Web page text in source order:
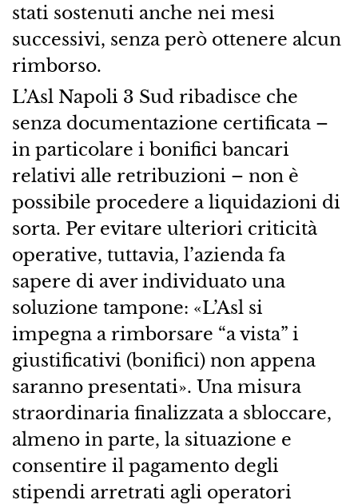
stati sostenuti anche nei mesi
successivi, senza però ottenere alcun
rimborso.
L’Asl Napoli 3 Sud ribadisce che
senza documentazione certificata –
in particolare i bonifici bancari
relativi alle retribuzioni – non è
possibile procedere a liquidazioni di
sorta. Per evitare ulteriori criticità
operative, tuttavia, l’azienda fa
sapere di aver individuato una
soluzione tampone: «L’Asl si
impegna a rimborsare “a vista” i
giustificativi (bonifici) non appena
saranno presentati». Una misura
straordinaria finalizzata a sbloccare,
almeno in parte, la situazione e
consentire il pagamento degli
stipendi arretrati agli operatori